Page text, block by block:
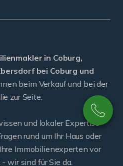
in Coburg,
bei Coburg und
beim Verkauf und bei der
zur Seite.
und lokaler Expertise
rund um Ihr Haus oder
Immobilienexperten vor
wir sind für Sie da.